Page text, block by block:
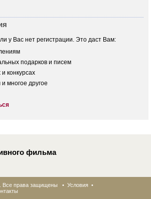
у Вас нет регистрации. Это даст Вам:
подарков и писем
и конкурсах
многое другое
фильма
Все права защищены • Условия •